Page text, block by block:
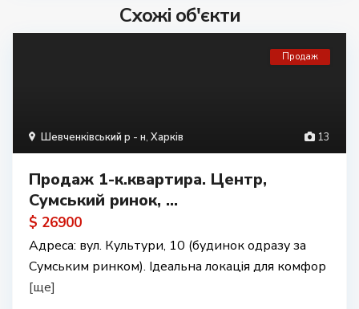
Схожі об'єкти
13
Шевченківський р - н, Харків
Продаж
Продаж 1-к.квартира. Центр,
Сумський ринок, ...
$ 26900
Адреса: вул. Культури, 10 (будинок одразу за
Сумським ринком). Ідеальна локація для комфор
[ще]